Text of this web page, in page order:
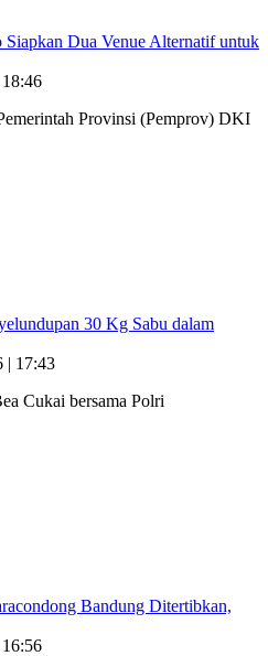
Dua Venue Alternatif untuk
Provinsi (Pemprov) DKI
30 Kg Sabu dalam
| 17:43
Cukai bersama Polri
Bandung Ditertibkan,